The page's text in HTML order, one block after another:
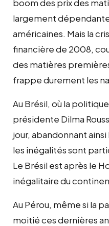
boom des prix des
largement
américaines. Mais la
financière de 2008,
des matières
frappe durement les
Au Brésil, où la
présidente Dilma
jour, abandonnant
les inégalités sont
Le Brésil est après le
inégalitaire du
Au Pérou, même si la
moitié ces dernières